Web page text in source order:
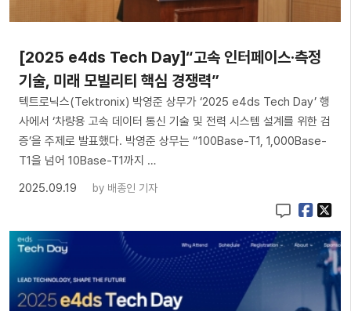
[2025 e4ds Tech Day]“고속 인터페이스·측정
기술, 미래 모빌리티 핵심 경쟁력”
텍트로닉스(Tektronix) 박영준 상무가 ‘2025 e4ds Tech Day’ 행
사에서 ‘차량용 고속 데이터 통신 기술 및 전력 시스템 설계를 위한 검
증’을 주제로 발표했다. 박영준 상무는 “100Base-T1, 1,000Base-
T1을 넘어 10Base-T1까지 …
2025.09.19
by 배종인 기자